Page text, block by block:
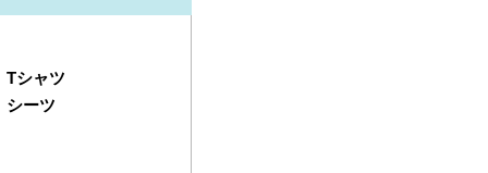
Tシャツ
シーツ